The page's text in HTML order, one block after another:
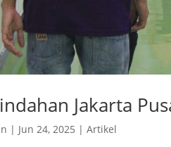
Jakarta
| Jun 24, 2025 |Artikel